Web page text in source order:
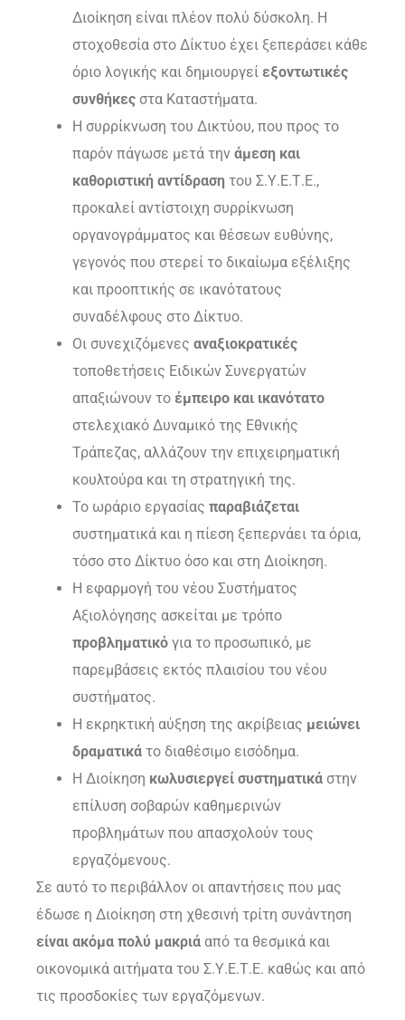
Διοίκηση είναι πλέον πολύ δύσκολη. H
στοχοθεσία στο Δίκτυο έχει ξεπεράσει κάθε
όριο λογικής και δημιουργεί εξοντωτικές
συνθήκες στα Καταστήματα.
Η συρρίκνωση του Δικτύου, που προς το
παρόν πάγωσε μετά την άμεση και
καθοριστική αντίδραση του Σ.Υ.Ε.Τ.Ε.,
προκαλεί αντίστοιχη συρρίκνωση
οργανογράμματος και θέσεων ευθύνης,
γεγονός που στερεί το δικαίωμα εξέλιξης
και προοπτικής σε ικανότατους
συναδέλφους στο Δίκτυο.
Οι συνεχιζόμενες αναξιοκρατικές
τοποθετήσεις Ειδικών Συνεργατών
απαξιώνουν το έμπειρο και ικανότατο
στελεχιακό Δυναμικό της Εθνικής
Τράπεζας, αλλάζουν την επιχειρηματική
κουλτούρα και τη στρατηγική της.
Το ωράριο εργασίας παραβιάζεται
συστηματικά και η πίεση ξεπερνάει τα όρια,
τόσο στο Δίκτυο όσο και στη Διοίκηση.
Η εφαρμογή του νέου Συστήματος
Αξιολόγησης ασκείται με τρόπο
προβληματικό για το προσωπικό, με
παρεμβάσεις εκτός πλαισίου του νέου
συστήματος.
Η εκρηκτική αύξηση της ακρίβειας μειώνει
δραματικά το διαθέσιμο εισόδημα.
Η Διοίκηση κωλυσιεργεί συστηματικά στην
επίλυση σοβαρών καθημερινών
προβλημάτων που απασχολούν τους
εργαζόμενους.
Σε αυτό το περιβάλλον οι απαντήσεις που μας
έδωσε η Διοίκηση στη χθεσινή τρίτη συνάντηση
είναι ακόμα πολύ μακριά από τα θεσμικά και
οικονομικά αιτήματα του Σ.Υ.Ε.Τ.Ε. καθώς και από
τις προσδοκίες των εργαζόμενων.